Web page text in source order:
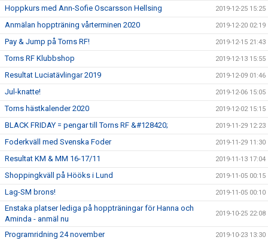
Hoppkurs med Ann-Sofie Oscarsson Hellsing 2019-12-25 15:25
Anmälan hoppträning vårterminen 2020 2019-12-20 02:19
Pay & Jump på Torns RF! 2019-12-15 21:43
Torns RF Klubbshop 2019-12-13 15:55
Resultat Luciatävlingar 2019 2019-12-09 01:46
Jul-knatte! 2019-12-06 15:05
Torns hästkalender 2020 2019-12-02 15:15
BLACK FRIDAY = pengar till Torns RF &#128420; 2019-11-29 12:23
Foderkväll med Svenska Foder 2019-11-29 11:30
Resultat KM & MM 16-17/11 2019-11-13 17:04
Shoppingkväll på Hööks i Lund 2019-11-05 00:15
Lag-SM brons! 2019-11-05 00:10
Enstaka platser lediga på hoppträningar för Hanna och
Aminda - anmäl nu
2019-10-25 22:08
Programridning 24 november 2019-10-23 13:30